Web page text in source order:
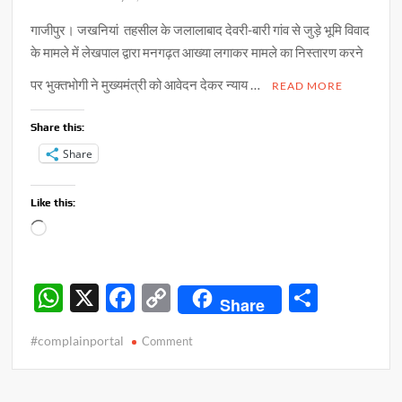
गाजीपुर। जखनियां तहसील के जलालाबाद देवरी-बारी गांव से जुड़े भूमि विवाद
के मामले में लेखपाल द्वारा मनगढ़त आख्या लगाकर मामले का निस्तारण करने
पर भुक्तभोगी ने मुख्यमंत्री को आवेदन देकर न्याय …
READ MORE
Share this:
Share
Like this:
Loading…
W
at
X
F
e
C
p
Share
#complainportal Commenton